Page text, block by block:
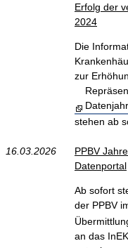
Erfolg der
2024
Die
zur
stehen ab
16.03.2026
PPBV
Datenportal
Ab sofort
der PPBV
an das